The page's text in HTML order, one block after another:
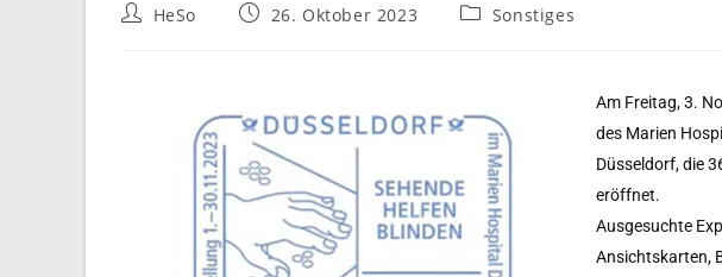
HeSo 26. Oktober 2023 Sonstiges
Am Freitag, 3.
des Marien
Düsseldorf, die
eröffnet.
Ausgesuchte
Ansichtskarten,